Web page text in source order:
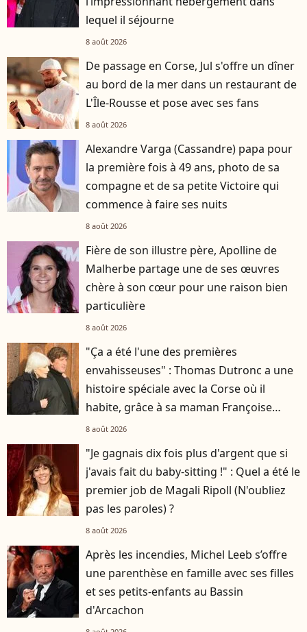
lequel il séjourne
8 août 2026
De passage en Corse, Jul s'offre un dîner
au bord de la mer dans un restaurant de
L'Île-Rousse et pose avec ses fans
8 août 2026
Alexandre Varga (Cassandre) papa pour
la première fois à 49 ans, photo de sa
compagne et de sa petite Victoire qui
commence à faire ses nuits
8 août 2026
Fière de son illustre père, Apolline de
Malherbe partage une de ses œuvres
chère à son cœur pour une raison bien
particulière
8 août 2026
"Ça a été l'une des premières
envahisseuses" : Thomas Dutronc a une
histoire spéciale avec la Corse où il
habite, grâce à sa maman Françoise
Hardy
8 août 2026
"Je gagnais dix fois plus d'argent que si
j'avais fait du baby-sitting !" : Quel a été le
premier job de Magali Ripoll (N'oubliez
pas les paroles) ?
8 août 2026
Après les incendies, Michel Leeb s’offre
une parenthèse en famille avec ses filles
et ses petits-enfants au Bassin
d'Arcachon